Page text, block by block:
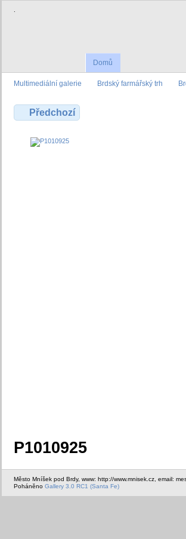
.
Domů
Multimediální galerie Brdský farmářský trh
Předchozí
P1010925
Město Mníšek pod Brdy, www: http://www.mnisek.cz, email:
Poháněno Gallery 3.0 RC1 (Santa Fe)